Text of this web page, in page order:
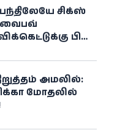
பந்திலேயே சிக்ஸ்
வைபவ்
பின்
சிராஜ்
அமலில்:
மோதலில்